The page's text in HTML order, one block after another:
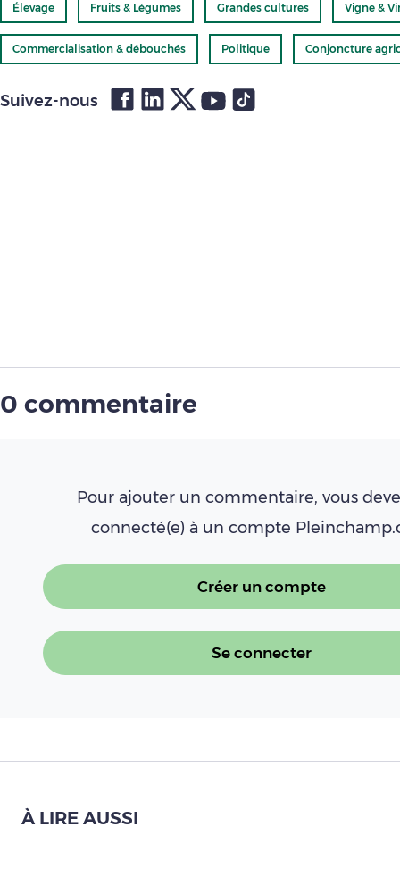
Élevage Fruits & Légumes Grandes cultures Vigne &
Commercialisation & débouchés Politique Conjoncture
Suivez-nous
0 commentaire
Pour ajouter un commentaire, vous
connecté(e) à un compte
Créer un compte
Se connecter
À LIRE AUSSI